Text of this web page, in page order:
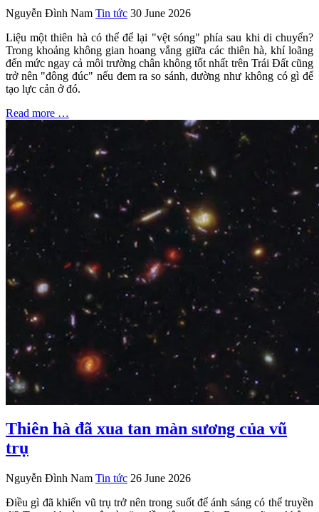
Nguyễn Đình Nam Tin tức 30 June 2026
Liệu một thiên hà có thể để lại "vệt sóng" phía sau khi di chuyển?
Trong khoảng không gian hoang vắng giữa các thiên hà, khí loãng
đến mức ngay cả môi trường chân không tốt nhất trên Trái Đất cũng
trở nên "đông đúc" nếu đem ra so sánh, dường như không có gì để
tạo lực cản ở đó.
Read more …
Thiên hà đã xua tan màn sương của vũ
trụ
Nguyễn Đình Nam Tin tức 26 June 2026
Điều gì đã khiến vũ trụ trở nên trong suốt để ánh sáng có thể truyền